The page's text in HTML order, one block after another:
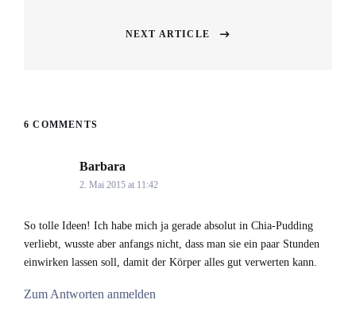
NEXT ARTICLE
6 COMMENTS
Barbara
2. Mai 2015 at 11:42
So tolle Ideen! Ich habe mich ja gerade absolut in Chia-Pudding
verliebt, wusste aber anfangs nicht, dass man sie ein paar Stunden
einwirken lassen soll, damit der Körper alles gut verwerten kann.
Zum Antworten anmelden